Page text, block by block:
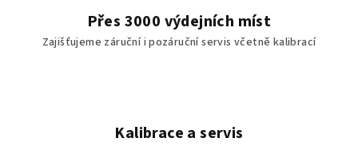
Přes 3000 výdejních míst
Zajišťujeme záruční i pozáruční servis včetně kalibrací
Kalibrace a servis